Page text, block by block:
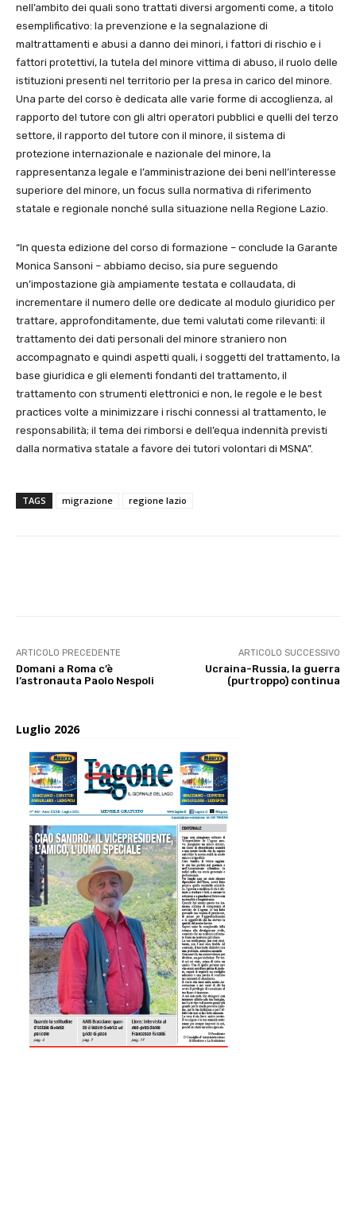
nell’ambito dei quali sono trattati diversi argomenti come, a titolo
esemplificativo: la prevenzione e la segnalazione di
maltrattamenti e abusi a danno dei minori, i fattori di rischio e i
fattori protettivi, la tutela del minore vittima di abuso, il ruolo delle
istituzioni presenti nel territorio per la presa in carico del minore.
Una parte del corso è dedicata alle varie forme di accoglienza, al
rapporto del tutore con gli altri operatori pubblici e quelli del terzo
settore, il rapporto del tutore con il minore, il sistema di
protezione internazionale e nazionale del minore, la
rappresentanza legale e l’amministrazione dei beni nell’interesse
superiore del minore, un focus sulla normativa di riferimento
statale e regionale nonché sulla situazione nella Regione Lazio.
“In questa edizione del corso di formazione – conclude la Garante
Monica Sansoni – abbiamo deciso, sia pure seguendo
un’impostazione già ampiamente testata e collaudata, di
incrementare il numero delle ore dedicate al modulo giuridico per
trattare, approfonditamente, due temi valutati come rilevanti: il
trattamento dei dati personali del minore straniero non
accompagnato e quindi aspetti quali, i soggetti del trattamento, la
base giuridica e gli elementi fondanti del trattamento, il
trattamento con strumenti elettronici e non, le regole e le best
practices volte a minimizzare i rischi connessi al trattamento, le
responsabilità; il tema dei rimborsi e dell’equa indennità previsti
dalla normativa statale a favore dei tutori volontari di MSNA”.
TAGS migrazione regione lazio
ARTICOLO PRECEDENTE
Domani a Roma c’è
l’astronauta Paolo Nespoli
ARTICOLO SUCCESSIVO
Ucraina-Russia, la guerra
(purtroppo) continua
Luglio 2026